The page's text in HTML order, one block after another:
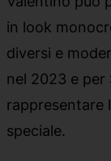
in look
diversi e
nel 2023 e per
rappresentare
speciale.